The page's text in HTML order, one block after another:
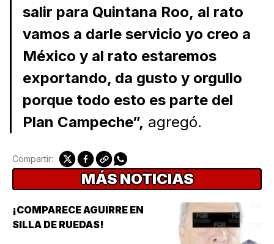
salir para Quintana Roo, al rato
vamos a darle servicio yo creo a
México y al rato estaremos
exportando, da gusto y orgullo
porque todo esto es parte del
Plan Campeche”, agregó.
Compartir:
MÁS NOTICIAS
¡COMPARECE AGUIRRE EN
SILLA DE RUEDAS!